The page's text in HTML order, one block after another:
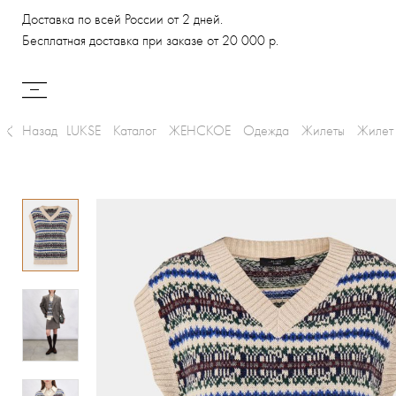
Доставка по всей России от 2 дней.
Бесплатная доставка при заказе от 20 000 р.
Назад LUKSE Каталог ЖЕНСКОЕ Одежда Жилеты Жилет